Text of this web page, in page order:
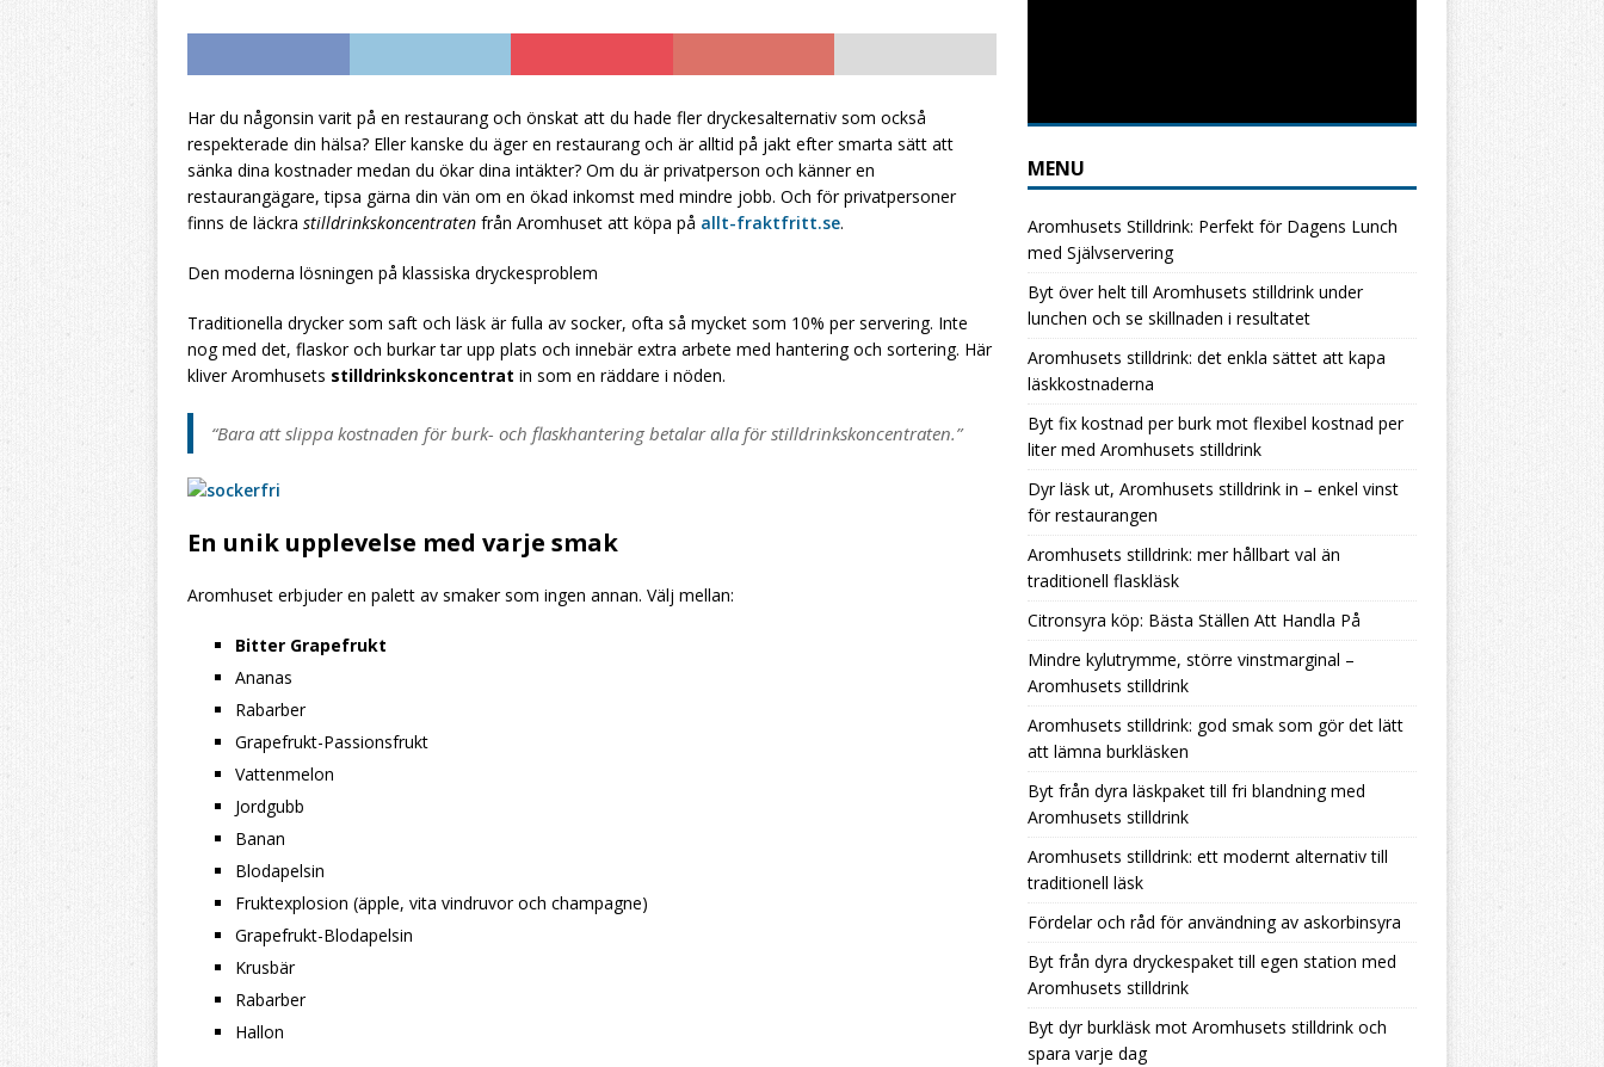
HEMBRYGGNING
Har du någonsin varit på en restaurang och önskat att du hade fler dryckesalternativ som också
respekterade din hälsa? Eller kanske du äger en restaurang och är alltid på jakt efter smarta sätt att
sänka dina kostnader medan du ökar dina intäkter? Om du är privatperson och känner en
restaurangägare, tipsa gärna din vän om en ökad inkomst med mindre jobb. Och för privatpersoner
finns de läckra stilldrinkskoncentraten från Aromhuset att köpa på allt-fraktfritt.se.
Den moderna lösningen på klassiska dryckesproblem
Traditionella drycker som saft och läsk är fulla av socker, ofta så mycket som 10% per servering. Inte
nog med det, flaskor och burkar tar upp plats och innebär extra arbete med hantering och sortering. Här
kliver Aromhusets stilldrinkskoncentrat in som en räddare i nöden.
“Bara att slippa kostnaden för burk- och flaskhantering betalar alla för stilldrinkskoncentraten.”
En unik upplevelse med varje smak
Aromhuset erbjuder en palett av smaker som ingen annan. Välj mellan:
Bitter Grapefrukt
Ananas
Rabarber
Grapefrukt-Passionsfrukt
Vattenmelon
Jordgubb
Banan
Blodapelsin
Fruktexplosion (äpple, vita vindruvor och champagne)
Grapefrukt-Blodapelsin
Krusbär
Rabarber
Hallon
MENU
Aromhusets Stilldrink: Perfekt för Dagens Lunch
med Självservering
Byt över helt till Aromhusets stilldrink under
lunchen och se skillnaden i resultatet
Aromhusets stilldrink: det enkla sättet att kapa
läskkostnaderna
Byt fix kostnad per burk mot flexibel kostnad per
liter med Aromhusets stilldrink
Dyr läsk ut, Aromhusets stilldrink in – enkel vinst
för restaurangen
Aromhusets stilldrink: mer hållbart val än
traditionell flaskläsk
Citronsyra köp: Bästa Ställen Att Handla På
Mindre kylutrymme, större vinstmarginal –
Aromhusets stilldrink
Aromhusets stilldrink: god smak som gör det lätt
att lämna burkläsken
Byt från dyra läskpaket till fri blandning med
Aromhusets stilldrink
Aromhusets stilldrink: ett modernt alternativ till
traditionell läsk
Fördelar och råd för användning av askorbinsyra
Byt från dyra dryckespaket till egen station med
Aromhusets stilldrink
Byt dyr burkläsk mot Aromhusets stilldrink och
spara varje dag